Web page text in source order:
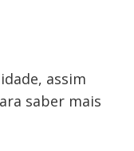
assim
saber mais